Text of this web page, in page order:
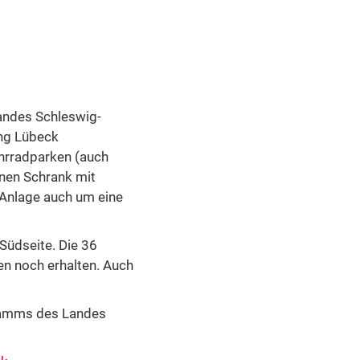
Schleswig-
Lübeck
(auch
Schrank mit
auch um eine
Die 36
noch erhalten. Auch
des Landes